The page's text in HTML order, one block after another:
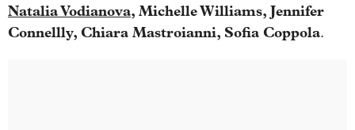
Natalia Vodianova, Michelle Williams, Jennifer
Connellly, Chiara Mastroianni, Sofia Coppola.